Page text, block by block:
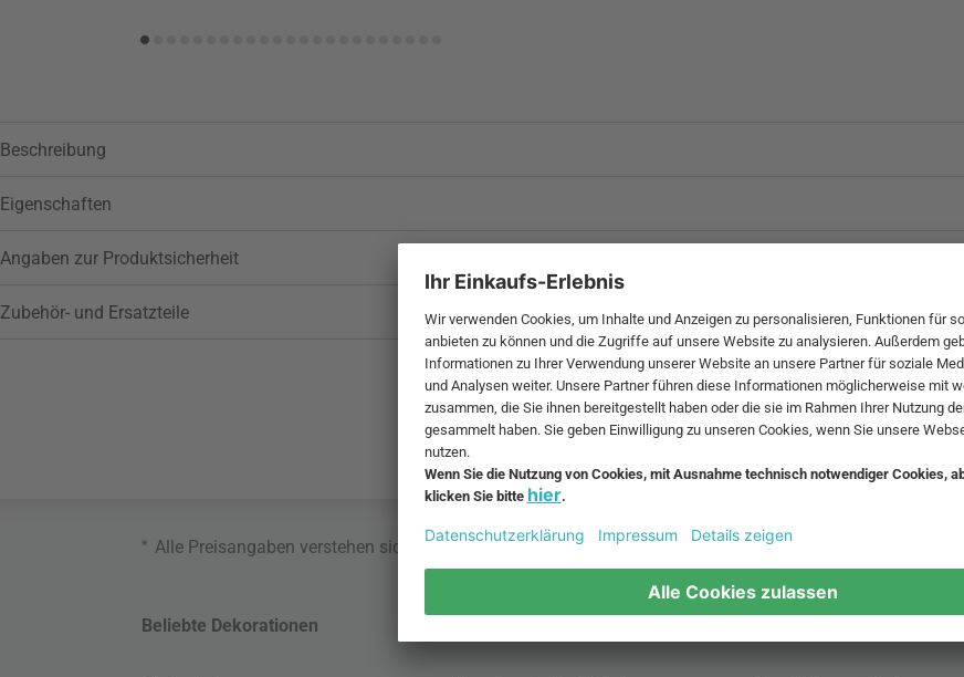
Beschreibung
Eigenschaften
Angaben zur Produktsicherheit
Zubehör- und Ersatzteile
* Alle Preisangaben verstehen sich inklusive MwSt. und zzgl.Versandkosten.
Beliebte Dekorationen